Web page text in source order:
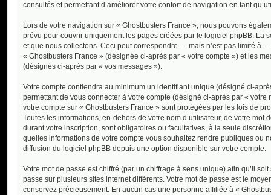
consultés et permettant d’améliorer votre confort de navigation en tant
Lors de votre navigation sur « Ghostbusters France », nous pouvons
prévu pour couvrir uniquement les pages créées par le logiciel phpBB. La
et que nous collectons. Ceci peut correspondre — mais n’est pas limité à
« Ghostbusters France » (désignée ci-après par « votre compte ») et les
(désignés ci-après par « vos messages »).
Votre compte contiendra au minimum un identifiant unique (désigné ci-
permettant de vous connecter à votre compte (désigné ci-après par «
votre compte sur « Ghostbusters France » sont protégées par les lois de
Toutes les informations, en-dehors de votre nom d’utilisateur, de votre
durant votre inscription, sont obligatoires ou facultatives, à la seule
quelles informations de votre compte vous souhaitez rendre publiques ou
diffusion du logiciel phpBB depuis une option disponible sur votre compte.
Votre mot de passe est chiffré (par un chiffrage à sens unique) afin qu’il
passe sur plusieurs sites internet différents. Votre mot de passe est le
conservez précieusement. En aucun cas une personne affiliée à «